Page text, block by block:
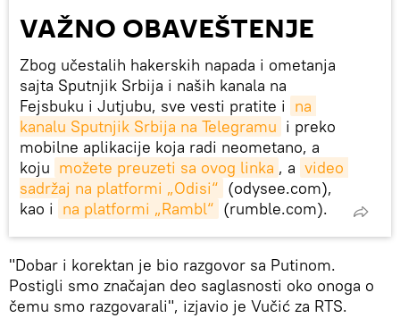
VAŽNO OBAVEŠTENJE
Zbog učestalih hakerskih napada i ometanja
sajta Sputnjik Srbija i naših kanala na
Fejsbuku i Jutjubu, sve vesti pratite i na
kanalu Sputnjik Srbija na Telegramu i preko
mobilne aplikacije koja radi neometano, a
koju možete preuzeti sa ovog linka , a video
sadržaj na platformi „Odisi“ (odysee.com),
kao i na platformi „Rambl“ (rumble.com).
"Dobar i korektan je bio razgovor sa Putinom.
Postigli smo značajan deo saglasnosti oko onoga o
čemu smo razgovarali", izjavio je Vučić za RTS.